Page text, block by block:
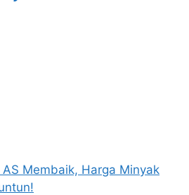
Membaik, Harga Minyak